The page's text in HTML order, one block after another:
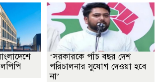
‘সরকারকে পাঁচ বছর দেশ
পরিচালনার সুযোগ দেওয়া হবে
না’